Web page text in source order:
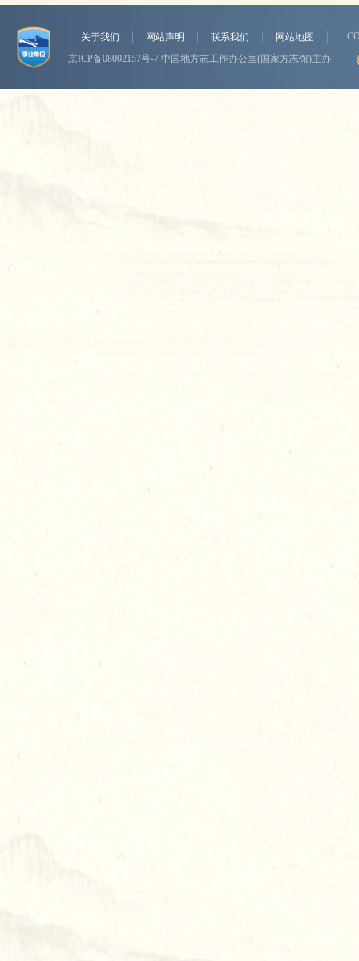
关于我们 网站声明 联系我们 网站地图
京ICP备08002157号-7中国地方志工作办公室(国家方志馆)主办